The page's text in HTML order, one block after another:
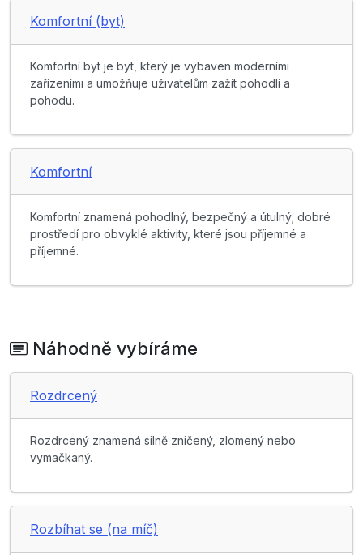
Komfortní (byt)
Komfortní byt je byt, který je vybaven moderními
zařízeními a umožňuje uživatelům zažít pohodlí a
pohodu.
Komfortní
Komfortní znamená pohodlný, bezpečný a útulný; dobré
prostředí pro obvyklé aktivity, které jsou příjemné a
příjemné.
Náhodně vybíráme
Rozdrcený
Rozdrcený znamená silně zničený, zlomený nebo
vymačkaný.
Rozbíhat se (na míč)